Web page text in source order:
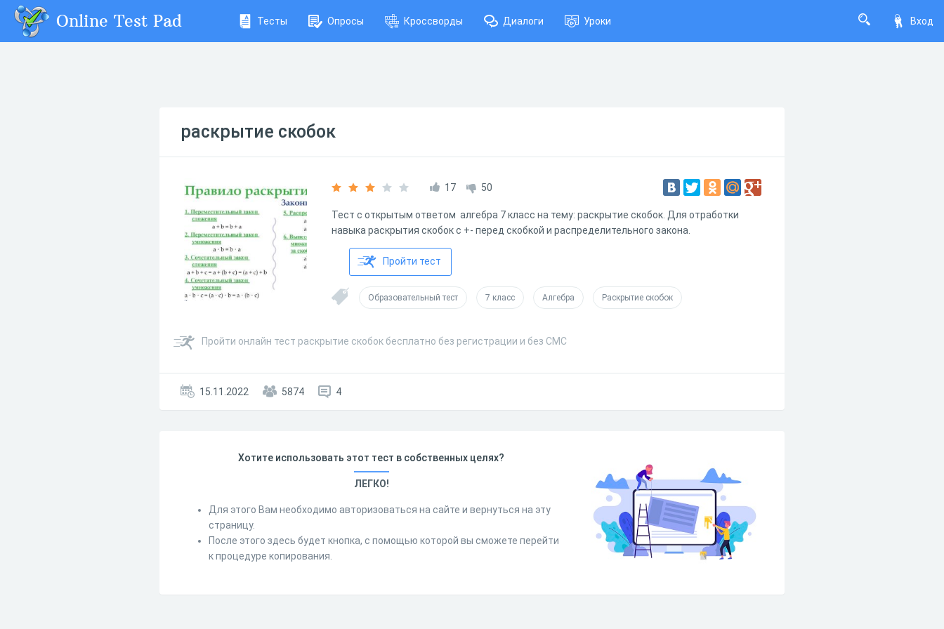
Вход
Online Test Pad Тесты Опросы Кроссворды Диалоги Уроки
раскрытие скобок
17 50
Тест с открытым ответом алгебра 7 класс на тему: раскрытие скобок. Для отработки
навыка раскрытия скобок с +- перед скобкой и распределительного закона.
Пройти тест
Образовательный тест 7 класс Алгебра Раскрытие скобок
Пройти онлайн тест раскрытие скобок бесплатно без регистрации и без СМС
15.11.2022 5874 4
Хотите использовать этот тест в собственных целях?
ЛЕГКО!
Для этого Вам необходимо авторизоваться на сайте и вернуться на эту
страницу.
После этого здесь будет кнопка, с помощью которой вы сможете перейти
к процедуре копирования.